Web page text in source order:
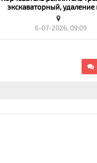
экскаваторный, удаление
поросли деревьев с
экскаватора -
6-07-2026, 09:09